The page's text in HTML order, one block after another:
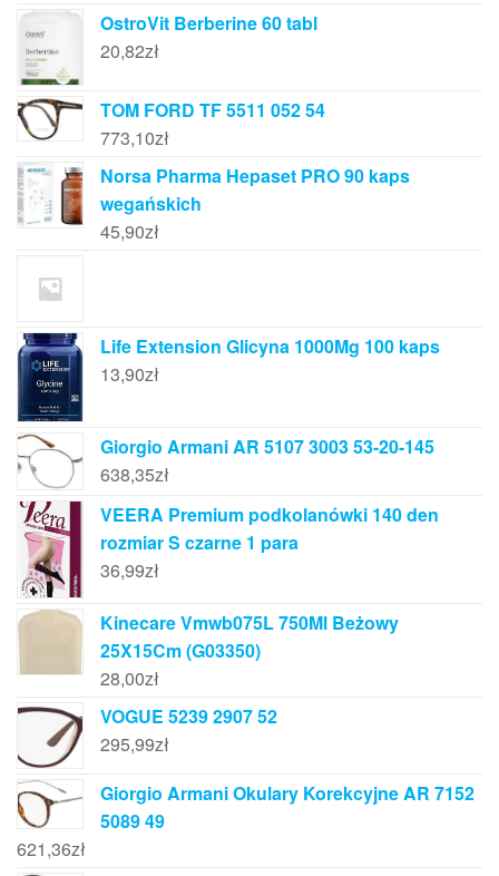
OstroVit Berberine 60 tabl
20,82zł
TOM FORD TF 5511 052 54
773,10zł
Norsa Pharma Hepaset PRO 90 kaps
wegańskich
45,90zł
Life Extension Glicyna 1000Mg 100 kaps
13,90zł
Giorgio Armani AR 5107 3003 53-20-145
638,35zł
VEERA Premium podkolanówki 140 den
rozmiar S czarne 1 para
36,99zł
Kinecare Vmwb075L 750Ml Beżowy
25X15Cm (G03350)
28,00zł
VOGUE 5239 2907 52
295,99zł
Giorgio Armani Okulary Korekcyjne AR 7152
5089 49
621,36zł